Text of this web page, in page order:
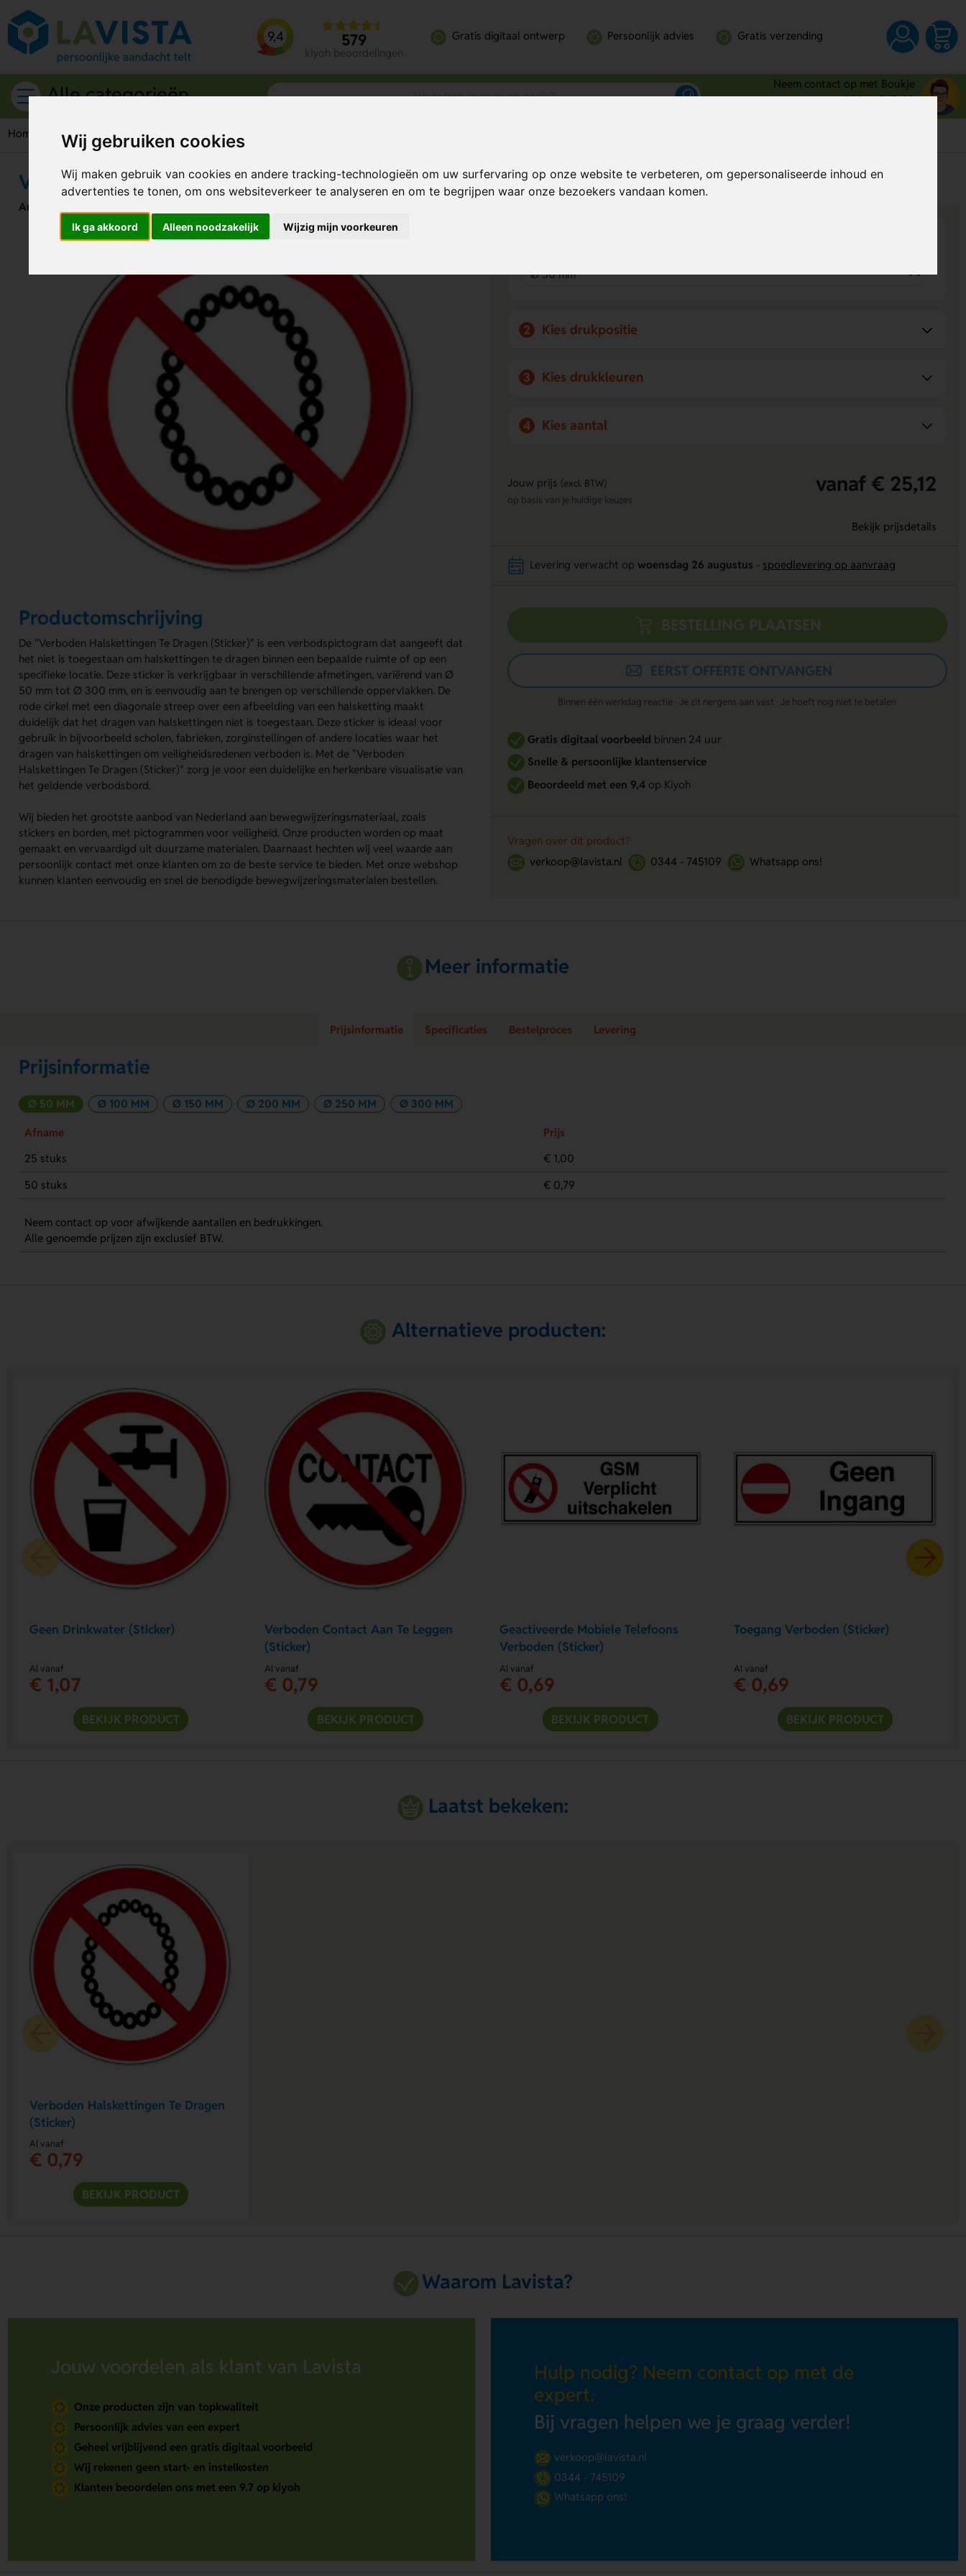
Wij gebruiken cookies
Wij maken gebruik van cookies en andere tracking-technologieën om uw surfervaring op onze website te verbeteren, om gepersonaliseerde inhoud en
advertenties te tonen, om ons websiteverkeer te analyseren en om te begrijpen waar onze bezoekers vandaan komen.
Ik ga akkoord Alleen noodzakelijk Wijzig mijn voorkeuren
9,4 579
kiyoh beoordelingen
Gratis digitaal ontwerp Persoonlijk advies Gratis verzending
Alle categorieën
Neem contact op met Boukje
0344 - 745109
Home Verbodspictogrammen Verboden Halskettingen Te Dragen (Sticker)
Verboden Halskettingen Te Dragen (Sticker)
Artikelnummer:
Productomschrijving
De "Verboden Halskettingen Te Dragen (Sticker)" is een verbodspictogram dat aangeeft dat
het niet is toegestaan om halskettingen te dragen binnen een bepaalde ruimte of op een
specifieke locatie. Deze sticker is verkrijgbaar in verschillende afmetingen, variërend van Ø
50 mm tot Ø 300 mm, en is eenvoudig aan te brengen op verschillende oppervlakken. De
rode cirkel met een diagonale streep over een afbeelding van een halsketting maakt
duidelijk dat het dragen van halskettingen niet is toegestaan. Deze sticker is ideaal voor
gebruik in bijvoorbeeld scholen, fabrieken, zorginstellingen of andere locaties waar het
dragen van halskettingen om veiligheidsredenen verboden is. Met de "Verboden
Halskettingen Te Dragen (Sticker)" zorg je voor een duidelijke en herkenbare visualisatie van
het geldende verbodsbord.
Wij bieden het grootste aanbod van Nederland aan bewegwijzeringsmateriaal, zoals
stickers en borden, met pictogrammen voor veiligheid. Onze producten worden op maat
gemaakt en vervaardigd uit duurzame materialen. Daarnaast hechten wij veel waarde aan
persoonlijk contact met onze klanten om zo de beste service te bieden. Met onze webshop
kunnen klanten eenvoudig en snel de benodigde bewegwijzeringsmaterialen bestellen.
Bereken mijn prijs Al vanaf€ 0,79 per stuk (excl. BTW)
2 Kies drukpositie
3 Kies drukkleuren
4 Kies aantal
Jouw prijs (excl. BTW) vanaf € 25,12
op basis van je huidige keuzes
Bekijk prijsdetails
Levering verwacht op woensdag 26 augustus spoedlevering op aanvraag
BESTELLING PLAATSEN
EERST OFFERTE ONTVANGEN
Binnen één werkdag reactie · Je zit nergens aan vast · Je hoeft nog niet te betalen
Gratis digitaal voorbeeldbinnen 24 uur
Snelle & persoonlijke klantenservice
Beoordeeld met een 9,4op Kiyoh
Vragen over dit product?
verkoop@lavista.nl
0344 - 745109 Whatsapp ons!
Meer informatie
Prijsinformatie Specificaties Bestelproces Levering
Prijsinformatie
Ø 50 MM Ø 100 MM Ø 150 MM Ø 200 MM Ø 250 MM Ø 300 MM
Afname
Prijs
25 stuks
€ 1,00
50 stuks
€ 0,79
Neem contact op voor afwijkende aantallen en bedrukkingen.
Alle genoemde prijzen zijn exclusief BTW.
Alternatieve producten:
Geen Drinkwater (Sticker)
Al vanaf
€ 1,07
BEKIJK PRODUCT
Verboden Contact Aan Te Leggen
(Sticker)
Al vanaf
€ 0,79
BEKIJK PRODUCT
Geactiveerde Mobiele Telefoons
Verboden (Sticker)
Al vanaf
€ 0,69
BEKIJK PRODUCT
Toegang Verboden (Sticker)
Al vanaf
€ 0,69
BEKIJK PRODUCT
Laatst bekeken:
Verboden Halskettingen Te Dragen
(Sticker)
Al vanaf
€ 0,79
BEKIJK PRODUCT
Waarom Lavista?
Jouw voordelen als klant van Lavista
Onze producten zijn van topkwaliteit
Persoonlijk advies van een expert
Geheel vrijblijvend een gratis digitaal voorbeeld
Wij rekenen geen start- en instelkosten
Klanten beoordelen ons met een 9.7 op kiyoh
Hulp nodig? Neem contact op met de
expert.
Bij vragen helpen we je graag verder!
verkoop@lavista.nl
0344 - 745109
Whatsapp ons!